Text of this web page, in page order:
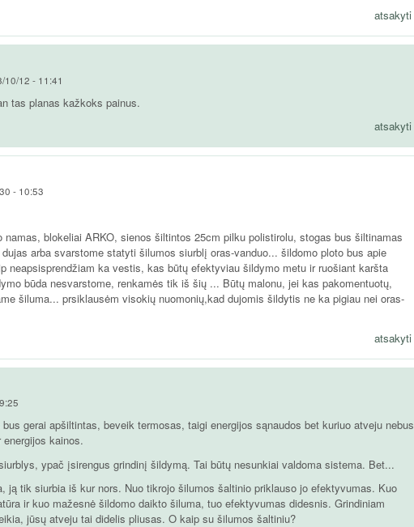
atsakyti
10/12 - 11:41
tas planas kažkoks painus.
atsakyti
- 10:53
blokeliai ARKO, sienos šiltintos 25cm pilku polistirolu, stogas bus šiltinamas
arba svarstome statyti šilumos siurblį oras-vanduo... šildomo ploto bus apie
neapsisprendžiam ka vestis, kas būtų efektyviau šildymo metu ir ruošiant karšta
būda nesvarstome, renkamės tik iš šių ... Būtų malonu, jei kas pakomentuotų,
šiluma... prsiklausėm visokių nuomonių,kad dujomis šildytis ne ka pigiau nei oras-
atsakyti
gerai apšiltintas, beveik termosas, taigi energijos sąnaudos bet kuriuo atveju nebus
kainos.
ypač įsirengus grindinį šildymą. Tai būtų nesunkiai valdoma sistema. Bet...
ją tik siurbia iš kur nors. Nuo tikrojo šilumos šaltinio priklauso jo efektyvumas. Kuo
ir kuo mažesnė šildomo daikto šiluma, tuo efektyvumas didesnis. Grindiniam
jūsų atveju tai didelis pliusas. O kaip su šilumos šaltiniu?